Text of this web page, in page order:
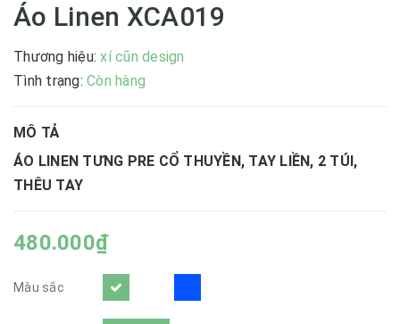
Áo Linen XCA019
Thương hiệu:xí cũn design
|
Tình trạng: Còn hàng
MÔ TẢ
ÁO LINEN TƯNG PRE CỔ THUYỀN, TAY LIỀN, 2 TÚI,
THÊU TAY
480.000₫
Màu sắc